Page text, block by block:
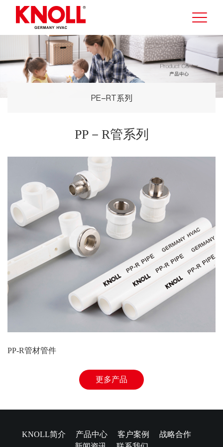
PE-RT系列
PP－R管系列
PP-R管材管件
更多产品
KNOLL简介 产品中心 客户案例
战略合作